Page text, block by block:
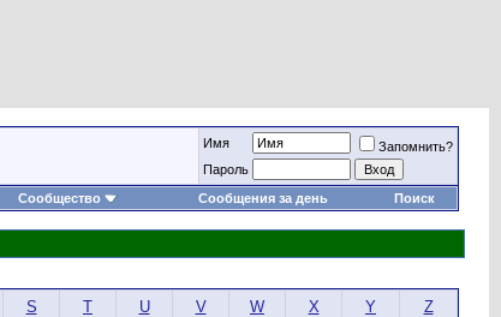
Имя
Запомнить?
Пароль
Сообщество Сообщения за день Поиск
S T U V W X Y Z